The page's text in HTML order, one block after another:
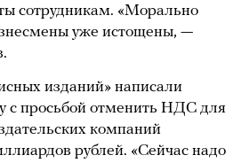
сотрудникам. «Морально
уже истощены, —
изданий» написали
с просьбой отменить НДС для
компаний
рублей. «Сейчас надо